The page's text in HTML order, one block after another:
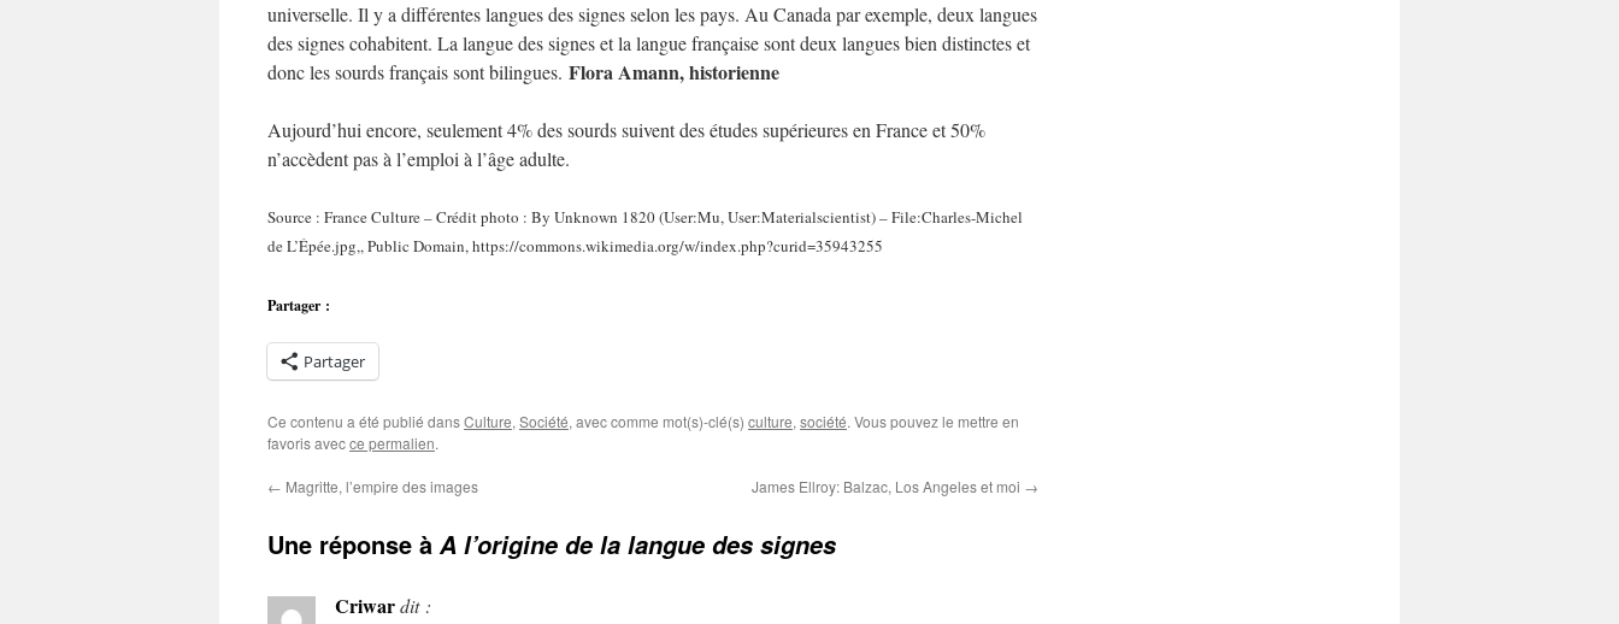
universelle. Il y a différentes langues des signes selon les pays. Au Canada par exemple, deux langues
des signes cohabitent. La langue des signes et la langue française sont deux langues bien distinctes et
donc les sourds français sont bilingues. Flora Amann, historienne
Aujourd’hui encore, seulement 4% des sourds suivent des études supérieures en France et 50%
n’accèdent pas à l’emploi à l’âge adulte.
Source : France Culture – Crédit photo : By Unknown 1820 (User:Mu, User:Materialscientist) – File:Charles-Michel
de L’Épée.jpg,, Public Domain, https://commons.wikimedia.org/w/index.php?curid=35943255
Partager :
Partager
Ce contenu a été publié dansCulture, Société, avec comme mot(s)-clé(s) culture, société. Vous pouvez le mettre en
favoris avecce permalien.
← Magritte, l’empire des images James Ellroy: Balzac, Los Angeles et moi →
Une réponse à A l’origine de la langue des signes
Criwardit :